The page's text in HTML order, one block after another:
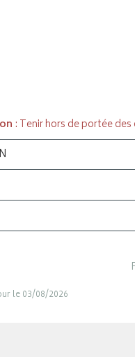
: Tenir hors de portée
le 03/08/2026